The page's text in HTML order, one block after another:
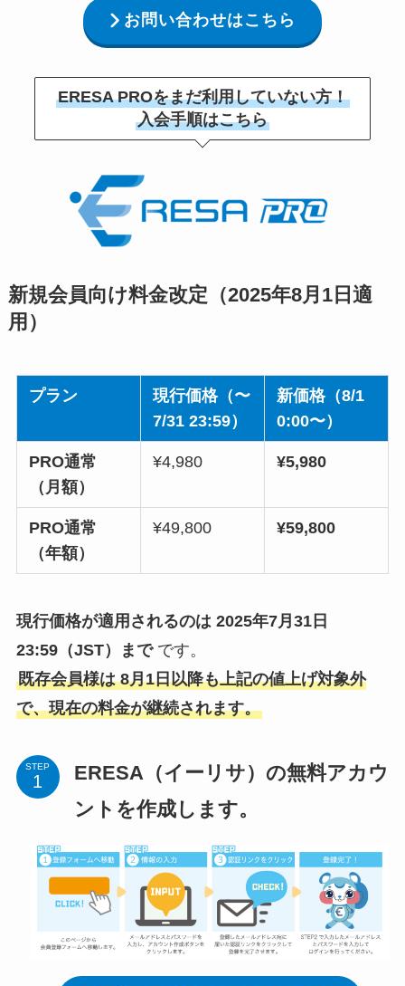
お問い合わせはこちら
ERESA PROをまだ利用していない方！
入会手順はこちら
新規会員向け料金改定（2025年8月1日適
用）
プラン
現行価格（〜
7/31 23:59）
新価格（8/1
0:00〜）
PRO通常
（月額）
¥4,980 ¥5,980
PRO通常
（年額）
¥49,800 ¥59,800
現行価格が適用されるのは 2025年7月31日
23:59（JST）までです。
既存会員様は 8月1日以降も上記の値上げ対象外
で、現在の料金が継続されます。
STEP
ERESA（イーリサ）の無料アカウ
ントを作成します。